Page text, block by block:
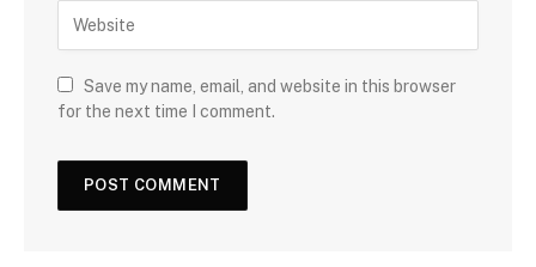
Save my name, email, and website in this browser
for the next time I comment.